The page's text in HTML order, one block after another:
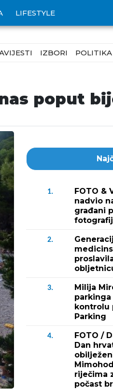
LIFESTYLE
IZBORI POLITIKA
poput
1.
FOTO &
nadvio
građani
2.
3.
Milija
parkinga
kontrolu
Parking
4.
FOTO /
Dan
riječima
počast